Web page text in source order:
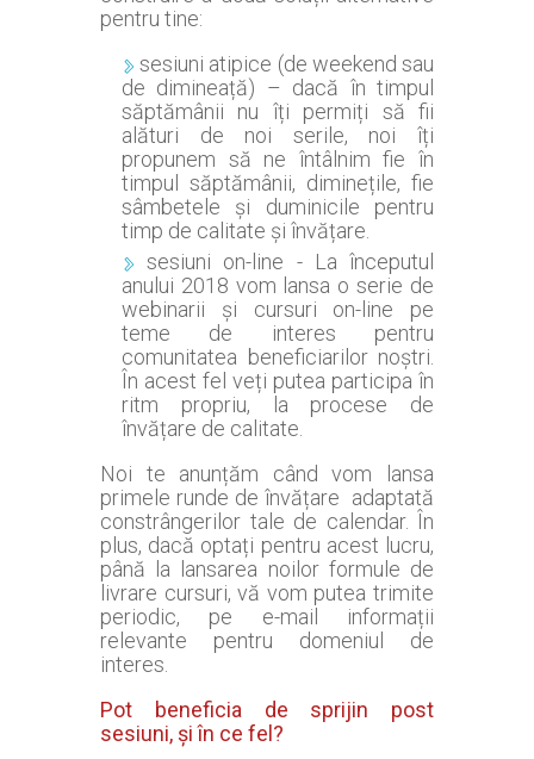
pentru tine:
sesiuni atipice (de weekend sau
de dimineață) – dacă în timpul
săptămânii nu îți permiți să fii
alături de noi serile, noi îți
propunem să ne întâlnim fie în
timpul săptămânii, diminețile, fie
sâmbetele și duminicile pentru
timp de calitate și învățare.
sesiuni on-line - La începutul
anului 2018 vom lansa o serie de
webinarii și cursuri on-line pe
teme de interes pentru
comunitatea beneficiarilor noștri.
În acest fel veți putea participa în
ritm propriu, la procese de
învățare de calitate.
Noi te anunțăm când vom lansa
primele runde de învățare adaptată
constrângerilor tale de calendar. În
plus, dacă optați pentru acest lucru,
până la lansarea noilor formule de
livrare cursuri, vă vom putea trimite
periodic, pe e-mail informații
relevante pentru domeniul de
interes.
Pot beneficia de sprijin post
sesiuni, și în ce fel?